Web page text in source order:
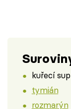
kuřecí
tymián
rozmarýn